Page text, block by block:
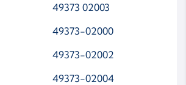
49373 02003
49373-02000
49373-02002
49373-02004